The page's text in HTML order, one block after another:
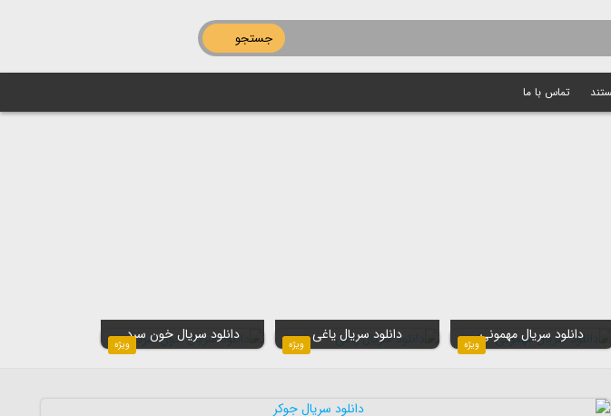
جستجو
تماس با ما
ویژه
دانلود سریال مهمونی
ویژه
دانلود سریال یاغی
ویژه
دانلود سریال خون سرد